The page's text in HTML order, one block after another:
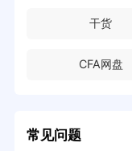
干货
CFA网盘
常见问题